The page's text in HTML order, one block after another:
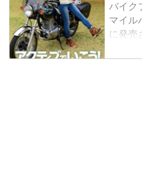
バイク
マイル
に発売